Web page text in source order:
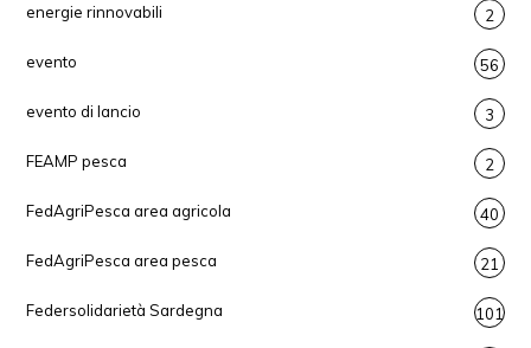
energie rinnovabili 2
evento 56
evento di lancio 3
FEAMP pesca 2
FedAgriPesca area agricola 40
FedAgriPesca area pesca 21
Federsolidarietà Sardegna 101